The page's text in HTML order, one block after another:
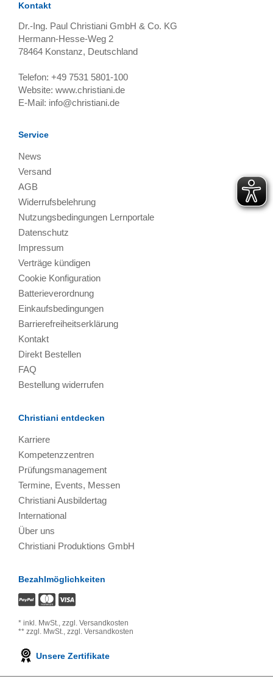
Kontakt
Dr.-Ing. Paul Christiani GmbH & Co. KG
Hermann-Hesse-Weg 2
78464 Konstanz, Deutschland
Telefon: +49 7531 5801-100
Website: www.christiani.de
E-Mail: info@christiani.de
Service
News
Versand
AGB
Widerrufsbelehrung
Nutzungsbedingungen Lernportale
Datenschutz
Impressum
Verträge kündigen
Cookie Konfiguration
Batterieverordnung
Einkaufsbedingungen
Barrierefreiheitserklärung
Kontakt
Direkt Bestellen
FAQ
Bestellung widerrufen
Christiani entdecken
Karriere
Kompetenzzentren
Prüfungsmanagement
Termine, Events, Messen
Christiani Ausbildertag
International
Über uns
Christiani Produktions GmbH
Bezahlmöglichkeiten
* inkl. MwSt., zzgl. Versandkosten
** zzgl. MwSt., zzgl. Versandkosten
Unsere Zertifikate